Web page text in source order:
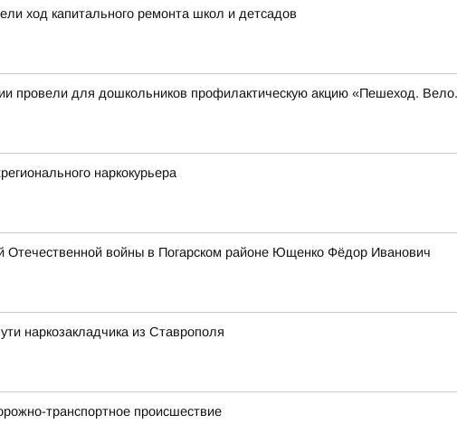
ход капитального ремонта школ и детсадов
провели для дошкольников профилактическую акцию «Пешеход.
наркокурьера
Отечественной войны в Погарском районе Ющенко Фёдор Иванович
наркозакладчика из Ставрополя
транспортное происшествие